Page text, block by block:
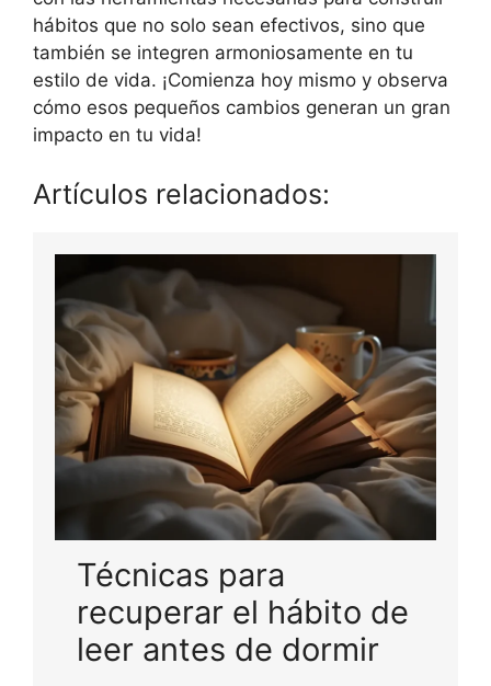
hábitos que no solo sean efectivos, sino que
también se integren armoniosamente en tu
estilo de vida. ¡Comienza hoy mismo y observa
cómo esos pequeños cambios generan un gran
impacto en tu vida!
Artículos relacionados:
Técnicas para
recuperar el hábito de
leer antes de dormir